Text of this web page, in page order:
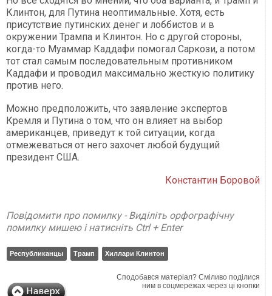
Клинтон, для Путина неоптимальные. Хотя, есть
присутствие путинских денег и лоббистов и в
окружении Трампа и Клинтон. Но с другой стороны,
когда-то Муаммар Каддафи помогал Саркози, а потом
тот стал самым последовательным противником
Каддафи и проводил максимально жесткую политику
против него.
Можно предположить, что заявление экспертов
Кремля и Путина о том, что он влияет на выбор
американцев, приведут к той ситуации, когда
отмежеваться от него захочет любой будущий
президент США.
Константин Боровой
Повідомити про помилку - Виділіть орфографічну
помилку мишею і натисніть Ctrl + Enter
Республиканцы Трамп Хиллари Клинтон
Сподобався матеріал? Сміливо поділися
ним в соцмережах через ці кнопки